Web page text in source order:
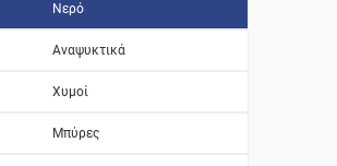
Νερό
Αναψυκτικά
Χυμοί
Μπύρες